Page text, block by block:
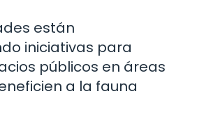
están
iniciativas para
públicos en áreas
a la fauna